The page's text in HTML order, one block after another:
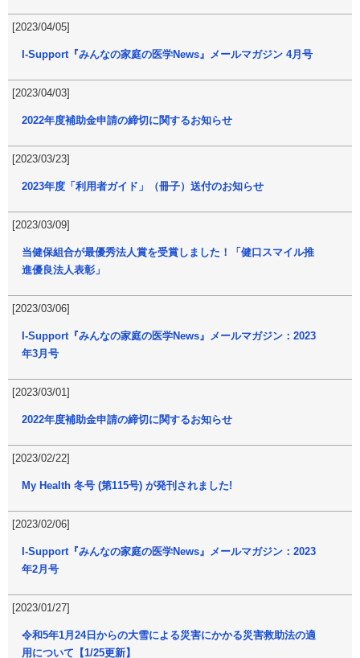
[2023/04/05]
I-Support『みんなの家庭の医学News』メールマガジン 4月号
[2023/04/03]
2022年度補助金申請の締切に関するお知らせ
[2023/03/23]
2023年度「利用者ガイド」（冊子）送付のお知らせ
[2023/03/09]
当健保組合が最優秀法人賞を受賞しました！「健口スマイル推
進優良法人表彰」
[2023/03/06]
I-Support『みんなの家庭の医学News』メールマガジン：2023
年3月号
[2023/03/01]
2022年度補助金申請の締切に関するお知らせ
[2023/02/22]
My Health 冬号 (第115号) が発刊されました!
[2023/02/06]
I-Support『みんなの家庭の医学News』メールマガジン：2023
年2月号
[2023/01/27]
令和5年1月24日からの大雪による災害にかかる災害救助法の適
用について【1/25更新】